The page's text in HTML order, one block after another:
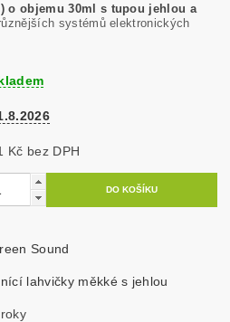
o objemu 30ml s tupou jehlou a
systémů elektronických
21 Kč bez DPH
Sound
lahvičky měkké s jehlou